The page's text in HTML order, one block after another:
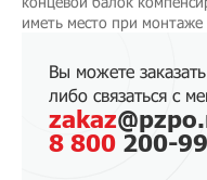
иметь место при монтаже
Вы можете
либо связаться с
zakaz
8 800 200-